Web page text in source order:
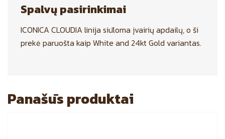
Spalvų pasirinkimai
ICONICA CLOUDIA linija siūloma įvairių apdailų, o ši
prekė paruošta kaip White and 24kt Gold variantas.
Panašūs produktai